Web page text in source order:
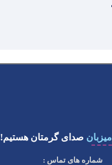
میزبان صدای گرمتان هستیم!
شماره های تماس :